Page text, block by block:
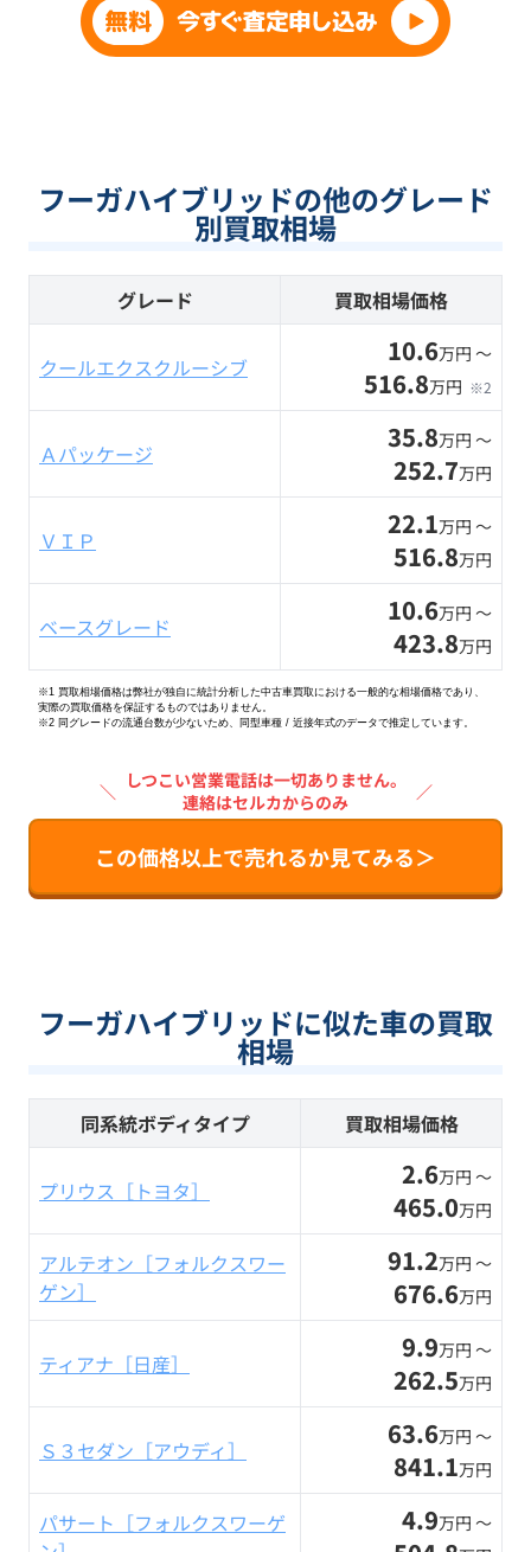
フーガハイブリッドの他のグレード
別買取相場
グレード 買取相場価格
クールエクスクルーシブ 10.6万円 〜
516.8万円 ※2
Ａパッケージ 35.8万円 〜
252.7万円
ＶＩＰ 22.1万円 〜
516.8万円
ベースグレード 10.6万円 〜
423.8万円
※1 買取相場価格は弊社が独自に統計分析した中古車買取における一般的な相場価格であり、
実際の買取価格を保証するものではありません。
※2 同グレードの流通台数が少ないため、同型車種 / 近接年式のデータで推定しています。
＼
しつこい営業電話は一切ありません。
連絡はセルカからのみ
／
この価格以上で売れるか見てみる＞
フーガハイブリッドに似た車の買取
相場
同系統ボディタイプ 買取相場価格
プリウス［トヨタ］ 2.6万円 〜
465.0万円
アルテオン［フォルクスワー
ゲン］
91.2万円 〜
676.6万円
ティアナ［日産］ 9.9万円 〜
262.5万円
Ｓ３セダン［アウディ］ 63.6万円 〜
841.1万円
パサート［フォルクスワーゲ
4.9万円 〜